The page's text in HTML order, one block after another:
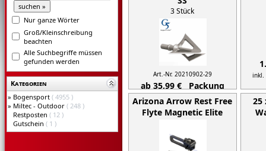
Nur ganze Wörter
Groß/Kleinschreibung
beachten
Alle Suchbegriffe müssen
gefunden werden
Kategorien
» Bogensport ( 4955 )
» Miltec - Outdoor ( 248 )
Restposten ( 12 )
Gutschein ( 1 )
3 Stück
Art.-Nr. 20210902-29
ab 35,99 € Packung
inkl. 20% MwSt,
zzgl. Versand
Details...
inkl.
Arizona Arrow Rest Free
Flyte Magnetic Elite
25